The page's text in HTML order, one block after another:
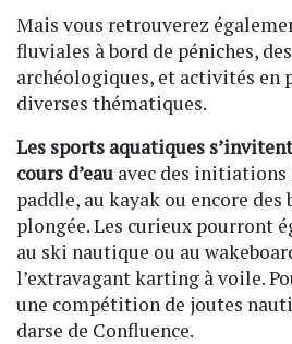
Mais vous retrouverez
fluviales à bord de péniches,
archéologiques, et activités en
diverses thématiques.
Les sports aquatiques
cours d’eau avec des initiations
paddle, au kayak ou encore des
plongée. Les curieux pourront
au ski nautique ou au
l’extravagant karting à voile.
une compétition de joutes
darse de Confluence.